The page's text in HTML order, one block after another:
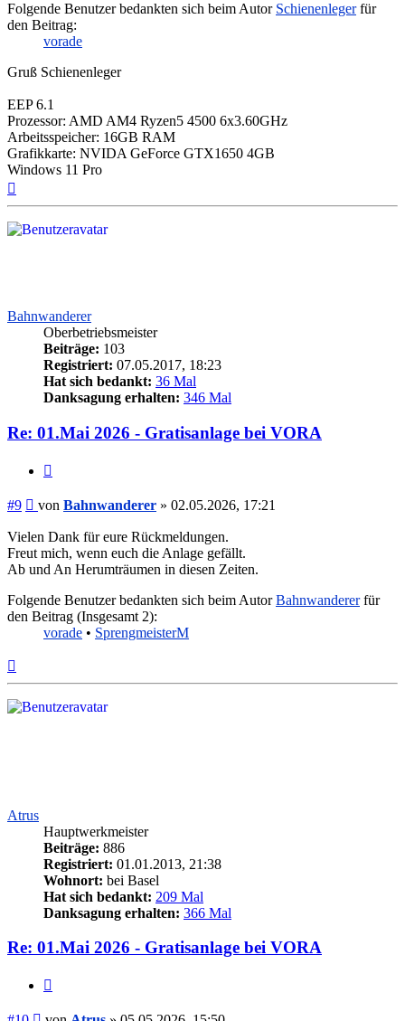
Folgende Benutzer bedankten sich beim Autor Schienenlegerfür
den Beitrag:
vorade
Gruß Schienenleger
EEP 6.1
Prozessor: AMD AM4 Ryzen5 4500 6x3.60GHz
Arbeitsspeicher: 16GB RAM
Grafikkarte: NVIDA GeForce GTX1650 4GB
Windows 11 Pro
Bahnwanderer
Oberbetriebsmeister
Beiträge: 103
Registriert: 07.05.2017, 18:23
Hat sich bedankt: 36 Mal
Danksagung erhalten: 346 Mal
Re: 01.Mai 2026 - Gratisanlage bei VORA
#9 Beitrag
von Bahnwanderer » 02.05.2026, 17:21
Vielen Dank für eure Rückmeldungen.
Freut mich, wenn euch die Anlage gefällt.
Ab und An Herumträumen in diesen Zeiten.
Folgende Benutzer bedankten sich beim AutorBahnwandererfür
den Beitrag (Insgesamt 2):
vorade • SprengmeisterM
Atrus
Hauptwerkmeister
Beiträge: 886
Registriert: 01.01.2013, 21:38
Wohnort: bei Basel
Hat sich bedankt: 209 Mal
Danksagung erhalten: 366 Mal
Re: 01.Mai 2026 - Gratisanlage bei VORA
Beitrag